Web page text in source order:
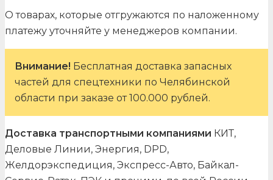
О товарах, которые отгружаются по наложенному
платежу уточняйте у менеджеров компании.
Внимание! Бесплатная доставка запасных
частей для спецтехники по Челябинской
области при заказе от 100.000 рублей.
Доставка транспортными компаниями КИТ,
Деловые Линии, Энергия, DPD,
Желдорэкспедиция, Экспресс-Авто, Байкал-